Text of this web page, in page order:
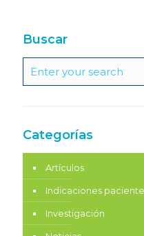
Categorías
Indicaciones pacientes
Investigación
Noticias
Oncología
Uncategorized